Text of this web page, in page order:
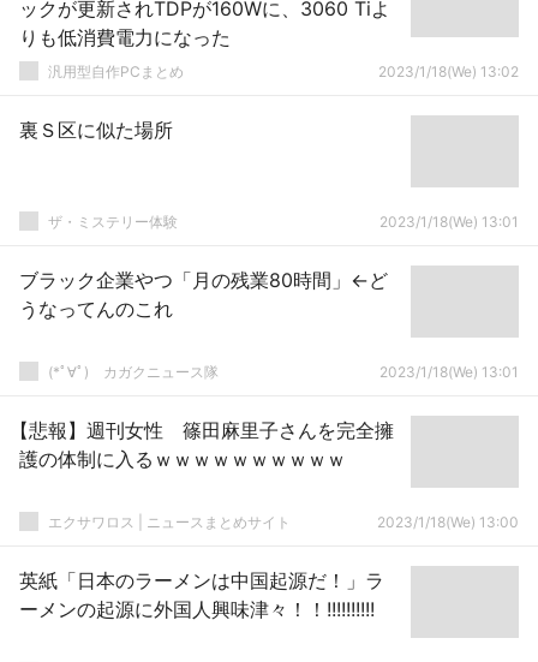
ックが更新されTDPが160Wに、3060 Tiよ
りも低消費電力になった
汎用型自作PCまとめ 2023/1/18(We) 13:02
裏Ｓ区に似た場所
ザ・ミステリー体験 2023/1/18(We) 13:01
ブラック企業やつ「月の残業80時間」←ど
うなってんのこれ
(*ﾟ∀ﾟ)ゞカガクニュース隊 2023/1/18(We) 13:01
【悲報】週刊女性 篠田麻里子さんを完全擁
護の体制に入るｗｗｗｗｗｗｗｗｗｗ
エクサワロス | ニュースまとめサイト 2023/1/18(We) 13:00
英紙「日本のラーメンは中国起源だ！」ラ
ーメンの起源に外国人興味津々！！!!!!!!!!!!